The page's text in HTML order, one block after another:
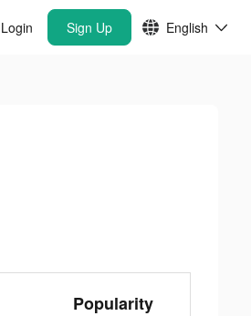
Login Sign Up English
Popularity